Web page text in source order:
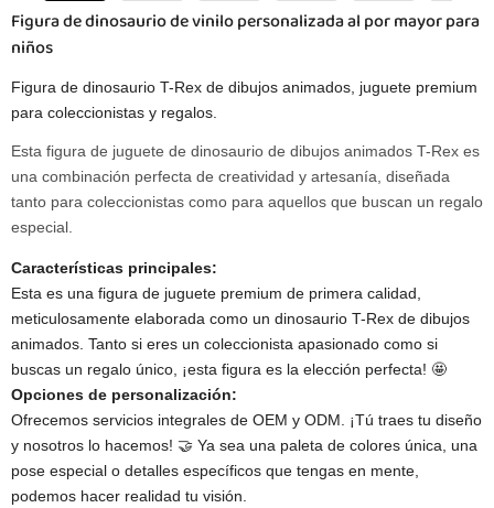
Figura de dinosaurio de vinilo personalizada al por mayor para
niños
Figura de dinosaurio T-Rex de dibujos animados, juguete premium
para coleccionistas y regalos.
Esta figura de juguete de dinosaurio de dibujos animados T-Rex es
una combinación perfecta de creatividad y artesanía, diseñada
tanto para coleccionistas como para aquellos que buscan un regalo
especial.
Características principales:
Esta es una figura de juguete premium de primera calidad,
meticulosamente elaborada como un dinosaurio T-Rex de dibujos
animados. Tanto si eres un coleccionista apasionado como si
buscas un regalo único, ¡esta figura es la elección perfecta! 🤩
Opciones de personalización:
Ofrecemos servicios integrales de OEM y ODM. ¡Tú traes tu diseño
y nosotros lo hacemos! 🤝 Ya sea una paleta de colores única, una
pose especial o detalles específicos que tengas en mente,
podemos hacer realidad tu visión.